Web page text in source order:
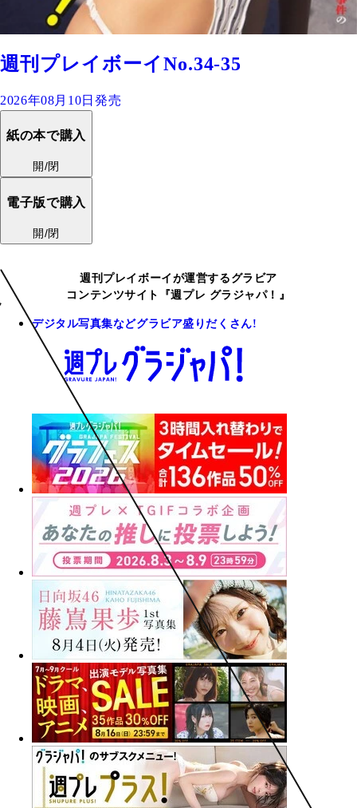
週刊プレイボーイNo.34-35
2026年08月10日発売
紙の本で購入
開/閉
電子版で購入
開/閉
週刊プレイボーイが運営するグラビア
コンテンツサイト『週プレ グラジャパ！』
デジタル写真集などグラビア盛りだくさん!